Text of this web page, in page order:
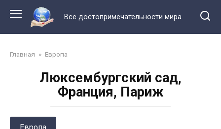
контенту
Все достопримечательности мира
Главная » Европа
Люксембургский сад,
Франция, Париж